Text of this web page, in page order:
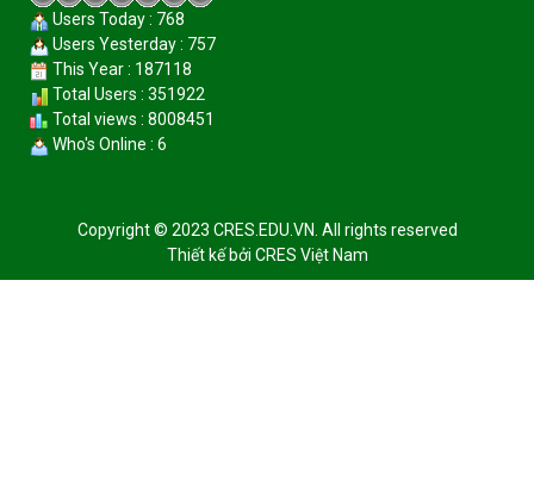
Users Today : 768
Users Yesterday : 757
This Year : 187118
Total Users : 351922
Total views : 8008451
Who's Online : 6
Copyright © 2023 CRES.EDU.VN. All rights reserved
Thiết kế bởi CRES Việt Nam